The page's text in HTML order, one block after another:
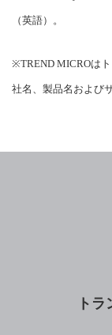
（英語）。
※TREND MICROは
社名、製品名および
ト